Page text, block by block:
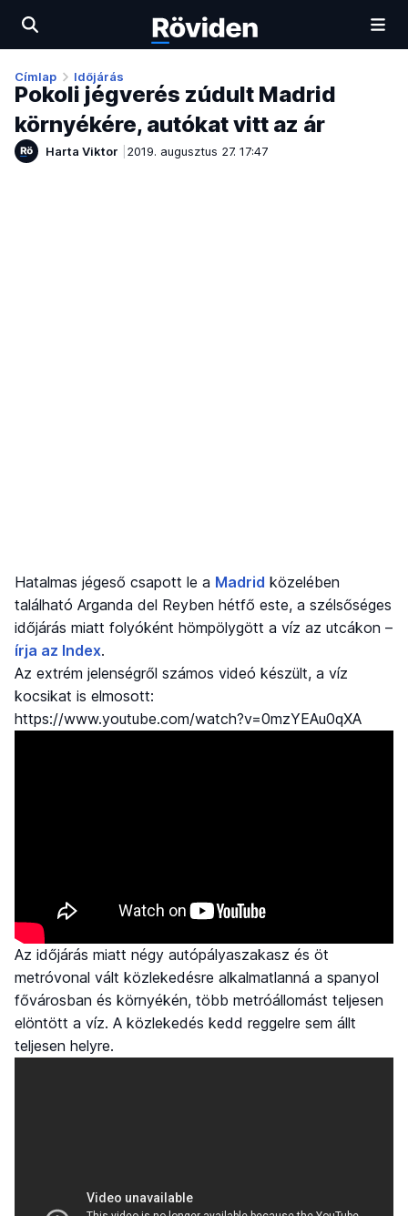
Címlap Időjárás
Pokoli jégverés zúdult Madrid
környékére, autókat vitt az ár
Harta Viktor 2019. augusztus 27. 17:47
Hatalmas jégeső csapott le a Madrid közelében
található Arganda del Reyben hétfő este, a szélsőséges
időjárás miatt folyóként hömpölygött a víz az utcákon –
írja az Index.
Az extrém jelenségről számos videó készült, a víz
kocsikat is elmosott:
https://www.youtube.com/watch?v=0mzYEAu0qXA
Az időjárás miatt négy autópályaszakasz és öt
metróvonal vált közlekedésre alkalmatlanná a spanyol
fővárosban és környékén, több metróállomást teljesen
elöntött a víz. A közlekedés kedd reggelre sem állt
teljesen helyre.